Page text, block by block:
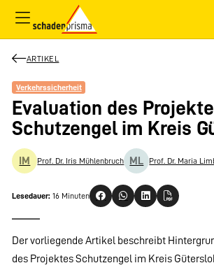
ARTIKEL
Verkehrssicherheit
Evaluation des
Schutzengel im Kreis
IM Prof. Dr. Iris Mühlenbruch ML Prof. Dr. Maria
Lesedauer: 16 Minuten
Der vorliegende Artikel beschreibt
des Projektes Schutzengel im Kreis